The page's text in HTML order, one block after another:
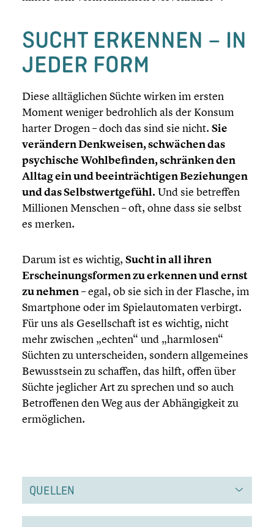
SUCHT ERKENNEN – IN
JEDER FORM
Diese alltäg­li­chen Süchte wirken im ersten
Moment weniger bedroh­lich als der Konsum
harter Drogen – doch das sind sie nicht. Sie
verändern Denkwei­sen, schwächen das
psychi­sche Wohlbe­fin­den, schränken den
Alltag ein und beein­träch­ti­gen Bezie­hun­gen
und das Selbst­wert­ge­fühl. Und sie betreffen
Millionen Menschen – oft, ohne dass sie selbst
es merken.
Darum ist es wichtig, Sucht in all ihren
Erschei­nungs­for­men zu erkennen und ernst
zu nehmen– egal, ob sie sich in der Flasche, im
Smart­phone oder im Spiel­au­to­ma­ten verbirgt.
Für uns als Gesell­schaft ist es wichtig, nicht
mehr zwischen „echten“ und „harmlosen“
Süchten zu unter­schei­den, sondern allge­mei­nes
Bewusst­sein zu schaffen, das hilft, offen über
Süchte jeglicher Art zu sprechen und so auch
Betrof­fe­nen den Weg aus der Abhän­gig­keit zu
ermög­li­chen.
QUELLEN